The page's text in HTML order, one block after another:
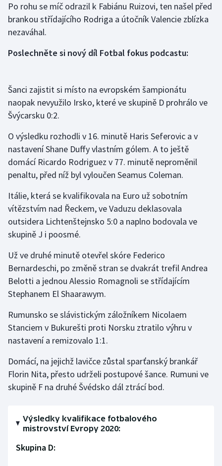
Motorsport
Olympijské hry
Plavání
Plážový volejbal
Ragby
Rychlobruslení
Rychlostní kanoistika
Short track
Sportovní střelba
Stolní tenis
Veslování
Vodní slalom
Volejbal
Ostatní
Po rohu se míč odrazil k Fabiánu Ruizovi, ten našel před
brankou střídajícího Rodriga a útočník Valencie zblízka
nezaváhal.
Poslechněte si nový díl Fotbal fokus podcastu:
Šanci zajistit si místo na evropském šampionátu
naopak nevyužilo Irsko, které ve skupině D prohrálo ve
Švýcarsku 0:2.
O výsledku rozhodli v 16. minutě Haris Seferovic a v
nastavení Shane Duffy vlastním gólem. A to ještě
domácí Ricardo Rodriguez v 77. minutě neproměnil
penaltu, před níž byl vyloučen Seamus Coleman.
Itálie, která se kvalifikovala na Euro už sobotním
vítězstvím nad Řeckem, ve Vaduzu deklasovala
outsidera Lichtenštejnsko 5:0 a naplno bodovala ve
skupině J i poosmé.
Už ve druhé minutě otevřel skóre Federico
Bernardeschi, po změně stran se dvakrát trefil Andrea
Belotti a jednou Alessio Romagnoli se střídajícím
Stephanem El Shaarawym.
Rumunsko se slávistickým záložníkem Nicolaem
Stanciem v Bukurešti proti Norsku ztratilo výhru v
nastavení a remizovalo 1:1.
Domácí, na jejichž lavičce zůstal sparťanský brankář
Florin Nita, přesto udrželi postupové šance. Rumuni ve
skupině F na druhé Švédsko dál ztrácí bod.
Výsledky kvalifikace fotbalového
mistrovství Evropy 2020:
Skupina D: